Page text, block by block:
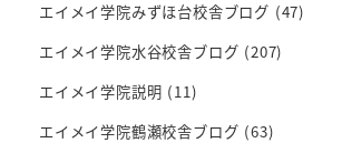
エイメイ学院みずほ台校舎ブログ (47)
エイメイ学院水谷校舎ブログ (207)
エイメイ学院説明 (11)
エイメイ学院鶴瀬校舎ブログ (63)